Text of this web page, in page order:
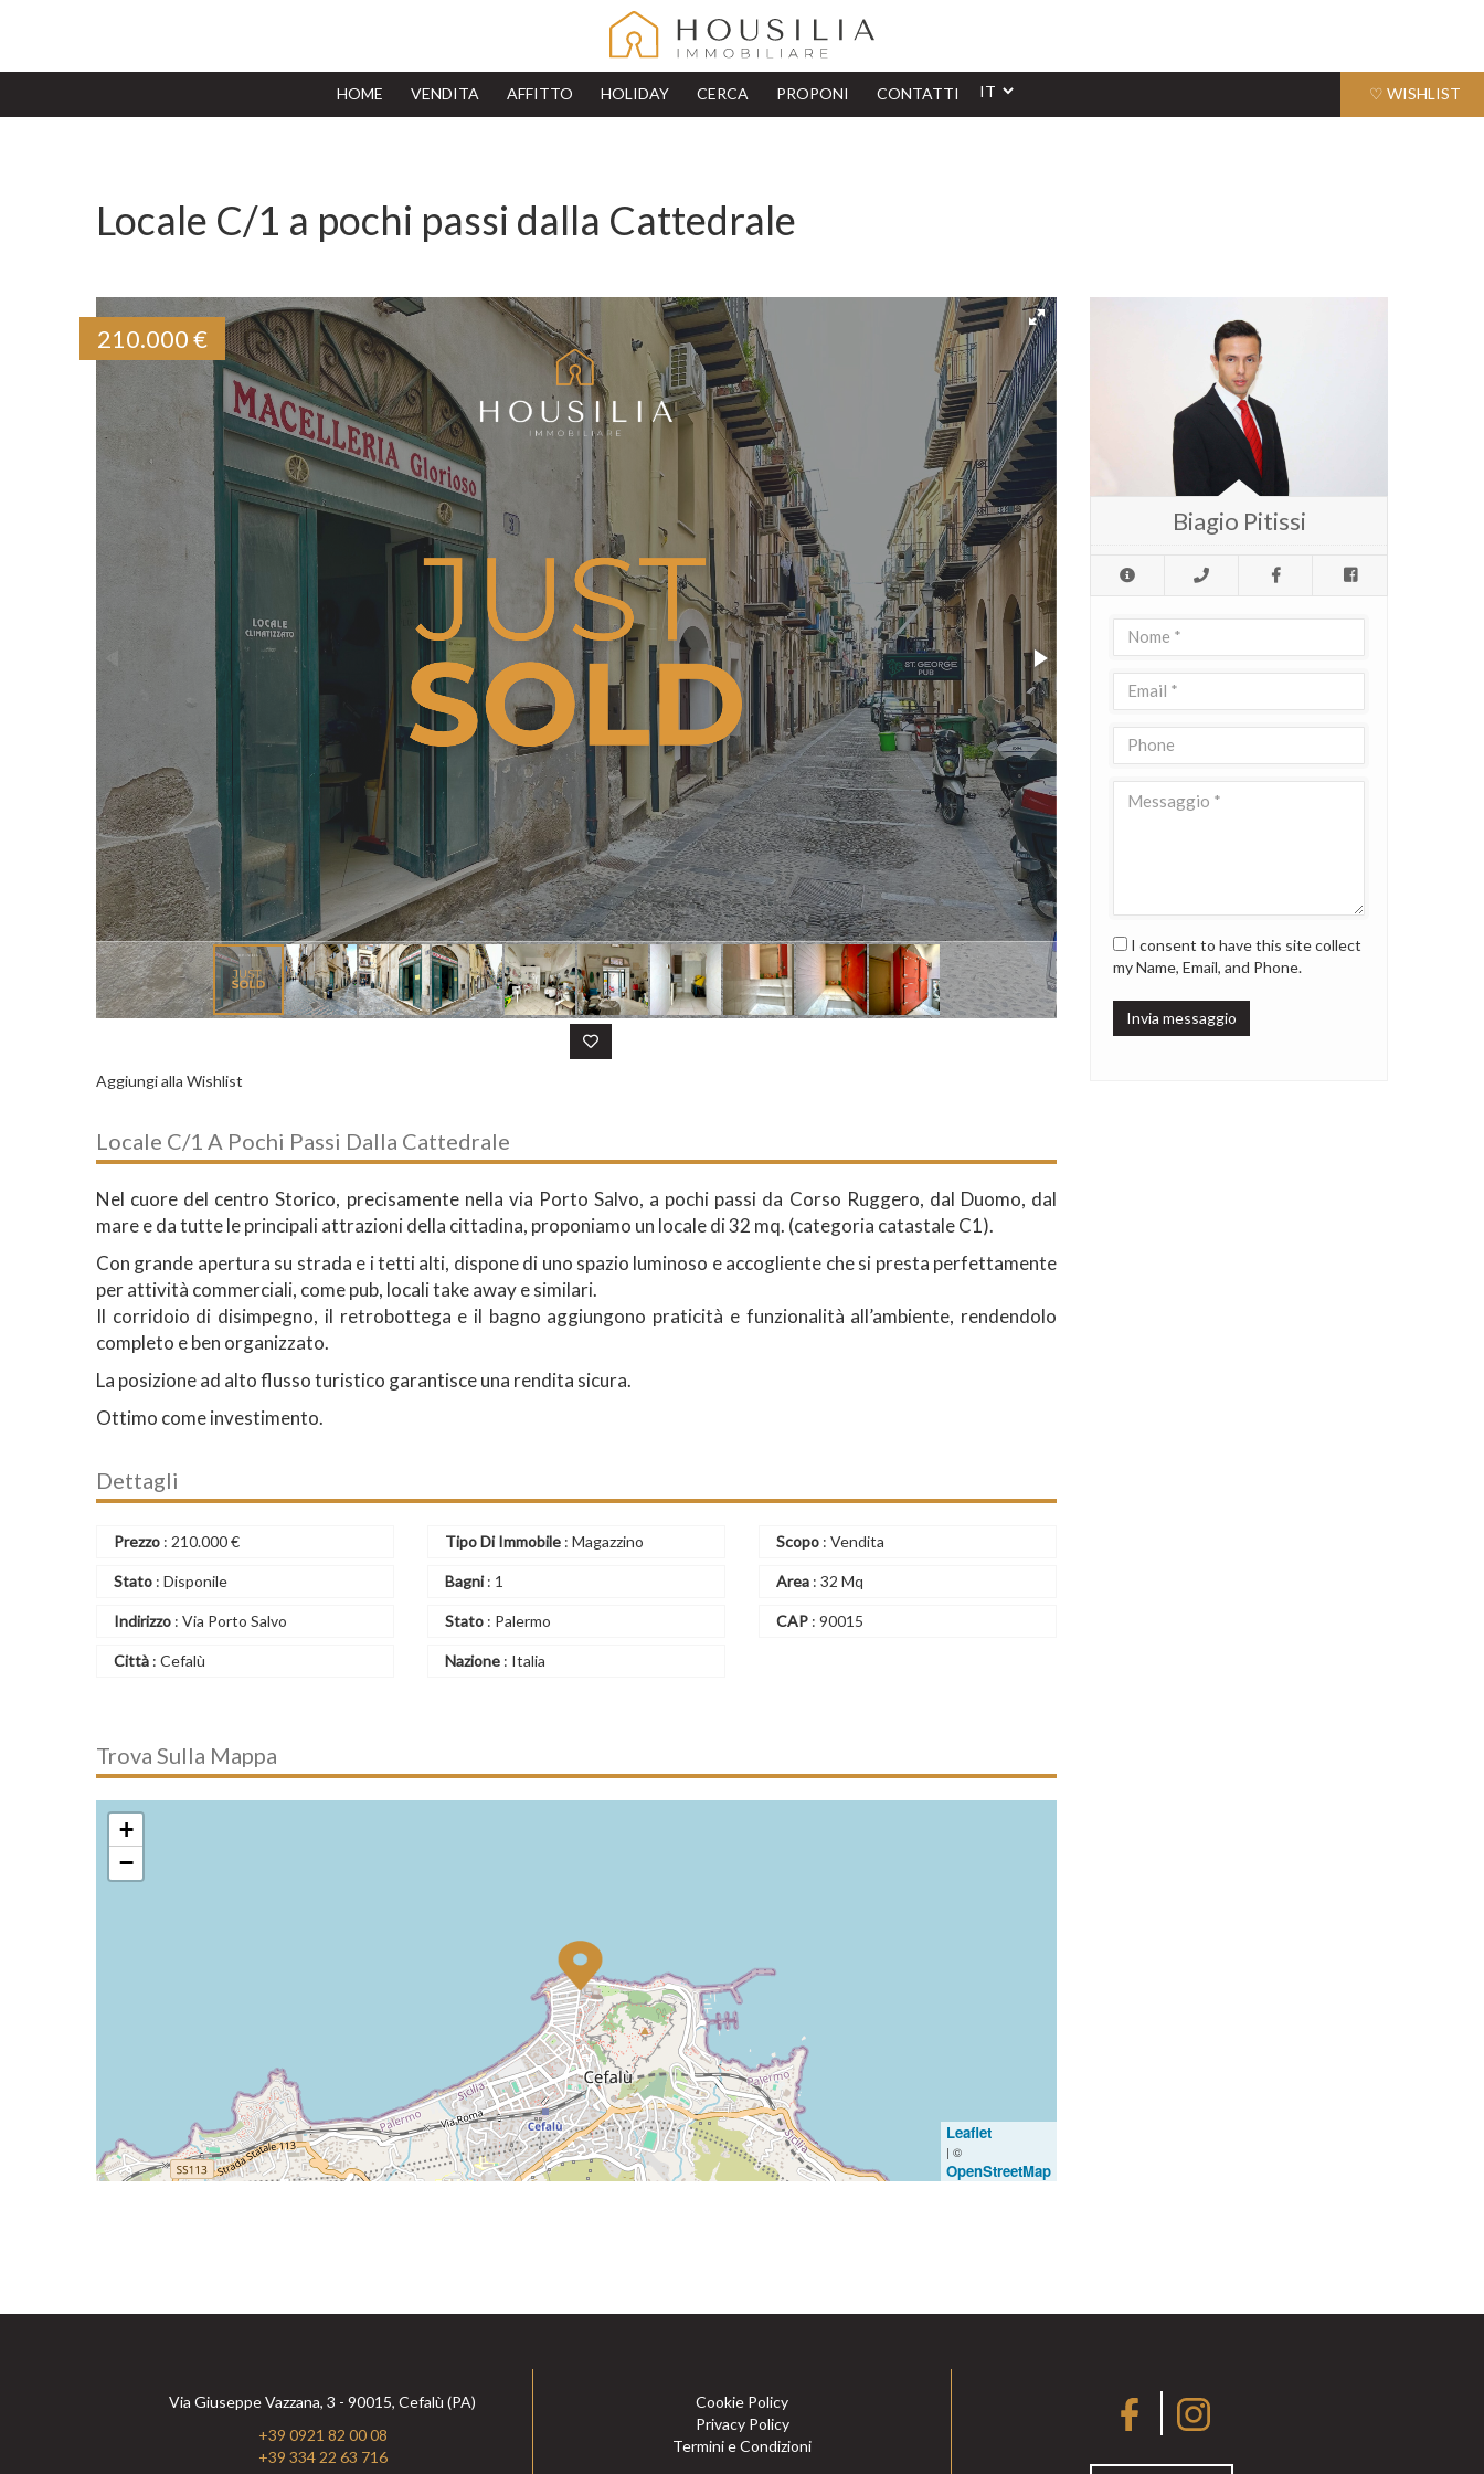
HOME(current)VENDITA AFFITTO HOLIDAY CERCA PROPONI CONTATTI ♡ WISHLIST
Locale C/1 a pochi passi dalla Cattedrale
210.000€
Aggiungi alla Wishlist
Locale C/1 A Pochi Passi Dalla Cattedrale
Nel cuore del centro Storico, precisamente nella via Porto Salvo, a pochi passi da Corso Ruggero, dal Duomo, dal
mare e da tutte le principali attrazioni della cittadina, proponiamo un locale di 32 mq. (categoria catastale C1).
Con grande apertura su strada e i tetti alti, dispone di uno spazio luminoso e accogliente che si presta perfettamente
per attività commerciali, come pub, locali take away e similari.
Il corridoio di disimpegno, il retrobottega e il bagno aggiungono praticità e funzionalità all’ambiente, rendendolo
completo e ben organizzato.
La posizione ad alto flusso turistico garantisce una rendita sicura.
Ottimo come investimento.
Dettagli
Prezzo : 210.000€ Tipo Di Immobile: Magazzino Scopo: Vendita
Stato : Disponile Bagni: 1 Area: 32 Mq
Indirizzo : Via Porto Salvo Stato: Palermo CAP: 90015
Città : Cefalù Nazione: Italia
Trova Sulla Mappa
+
−
Leaflet
| ©
OpenStreetMap
Biagio Pitissi
I consent to have this site collect
my Name, Email, and Phone.
Invia messaggio
Via Giuseppe Vazzana, 3 - 90015, Cefalù (PA)
+39 0921 82 00 08
+39 334 22 63 716
Cookie Policy
Privacy Policy
Termini e Condizioni